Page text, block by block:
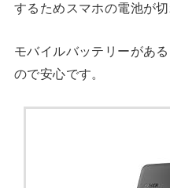
するためスマホの電池が切
モバイルバッテリーがあ
ので安心です。